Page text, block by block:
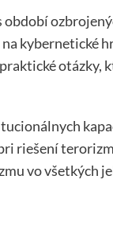
období
kybernetické
otázky,
riešení
vo všetkých